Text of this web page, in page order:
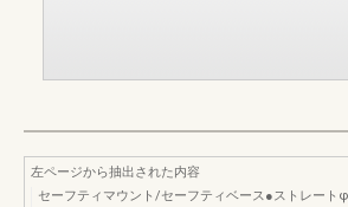
左ページから抽出された内容
セーフティマウント/セーフティベース●ストレート